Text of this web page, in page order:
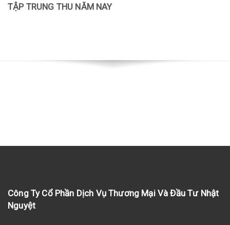
TẬP TRUNG THU NĂM NAY
Công Ty Cổ Phần Dịch Vụ Thương Mại Và Đầu Tư Nhật
Nguyệt